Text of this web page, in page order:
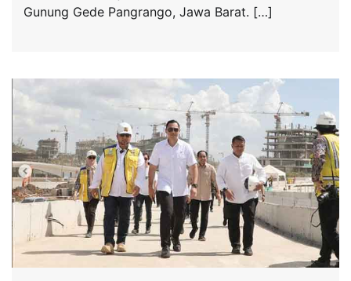
Gunung Gede Pangrango, Jawa Barat. […]